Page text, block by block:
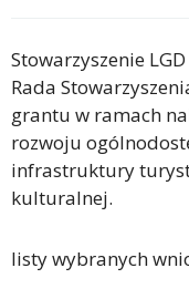
Stowarzyszenie
Rada
grantu w ramach
rozwoju
infrastruktury
kulturalnej.
listy wybranych